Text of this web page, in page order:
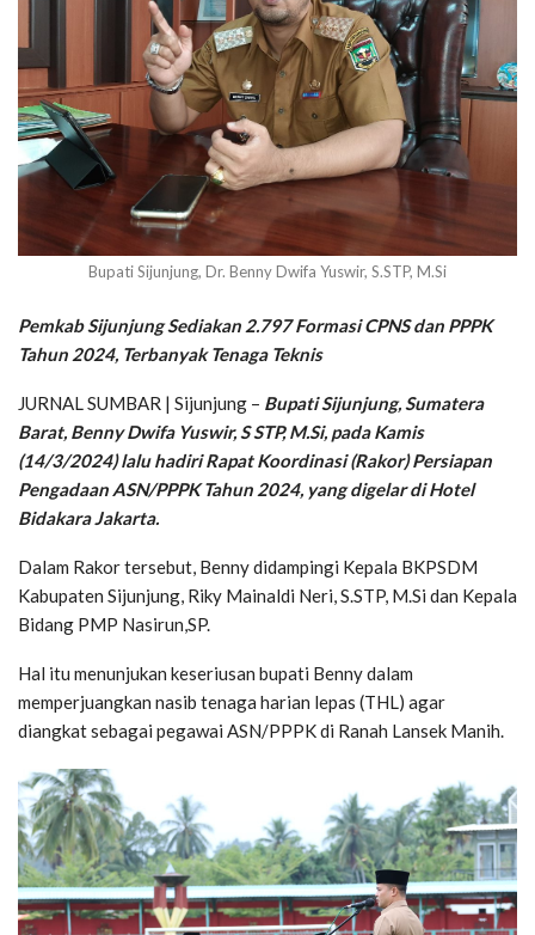
Bupati Sijunjung, Dr. Benny Dwifa Yuswir, S.STP, M.Si
Pemkab Sijunjung Sediakan 2.797 Formasi CPNS dan PPPK
Tahun 2024, Terbanyak Tenaga Teknis
JURNAL SUMBAR | Sijunjung – Bupati Sijunjung, Sumatera
Barat, Benny Dwifa Yuswir, S STP, M.Si, pada Kamis
(14/3/2024) lalu hadiri Rapat Koordinasi (Rakor) Persiapan
Pengadaan ASN/PPPK Tahun 2024, yang digelar di Hotel
Bidakara Jakarta.
Dalam Rakor tersebut, Benny didampingi Kepala BKPSDM
Kabupaten Sijunjung, Riky Mainaldi Neri, S.STP, M.Si dan Kepala
Bidang PMP Nasirun,SP.
Hal itu menunjukan keseriusan bupati Benny dalam
memperjuangkan nasib tenaga harian lepas (THL) agar
diangkat sebagai pegawai ASN/PPPK di Ranah Lansek Manih.